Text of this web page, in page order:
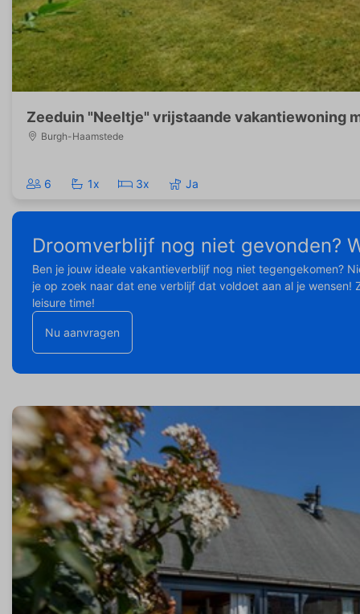
Zeeduin "Neeltje" vrijstaande vakantiewoning
Burgh-Haamstede
6 1x 3x Ja
Droomverblijf nog niet gevonden?
Ben je jouw ideale vakantieverblijf nog niet tegengekomen?
je op zoek naar dat ene verblijf dat voldoet aan al je
leisure time!
Nu aanvragen